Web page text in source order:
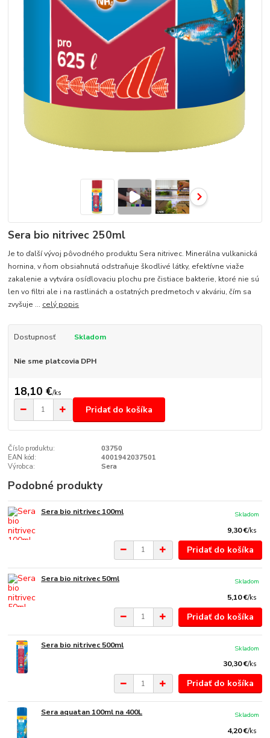
Sera bio nitrivec 250ml
Je to ďalší vývoj pôvodného produktu Sera nitrivec. Minerálna vulkanická
hornina, v ňom obsiahnutá odstraňuje škodlivé látky, efektívne viaže
zakalenie a vytvára osídlovaciu plochu pre čistiace bakterie, ktoré nie sú
len vo filtri ale i na rastlinách a ostatných predmetoch v akváriu, čím sa
zvyšuje ... celý popis
Dostupnosť Skladom
Nie sme platcovia DPH
18,10 €/ks
Pridať do košíka
Číslo produktu:
03750
EAN kód:
4001942037501
Výrobca:
Sera
Podobné produkty
Sera bio nitrivec 100ml
9,30 €/ks
Skladom
Pridať do košíka
Sera bio nitrivec 50ml
5,10 €/ks
Skladom
Pridať do košíka
Sera bio nitrivec 500ml
30,30 €/ks
Skladom
Pridať do košíka
Sera aquatan 100ml na 400L
4,20 €/ks
Skladom